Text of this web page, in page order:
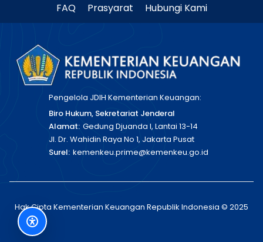
FAQ Prasyarat Hubungi Kami
Pengelola JDIH Kementerian Keuangan:
Biro Hukum, Sekretariat Jenderal
Alamat: Gedung Djuanda I, Lantai 13-14
Jl. Dr. Wahidin Raya No 1, Jakarta Pusat
Surel: kemenkeu.prime@kemenkeu.go.id
Hak Cipta Kementerian Keuangan Republik Indonesia © 2025